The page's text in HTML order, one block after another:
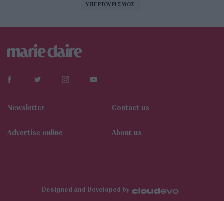
ΥΠΕΡΤΟΥΡΙΣΜΟΣ
Newsletter Contact us
Αdvertise online About us
Designed and Developed by